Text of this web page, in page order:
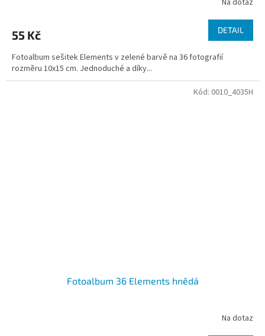
55 Kč DETAIL
Fotoalbum sešitek Elements v zelené barvě na 36 fotografií
rozměru 10x15 cm. Jednoduché a díky...
Fotoalbum 36 Elements hnědá
Na dotaz
Kód: 0010_4035H